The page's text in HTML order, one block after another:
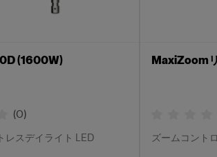
(1600W)
(0)
レスデイライト LED
MaxiZoom
ズームコント